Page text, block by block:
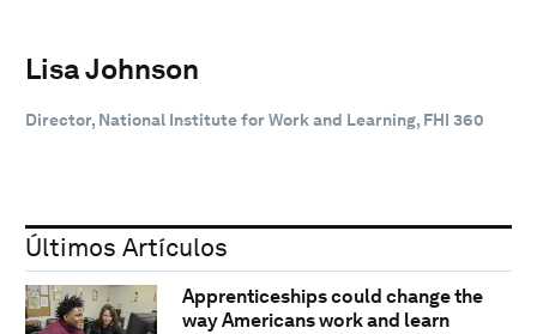
Lisa Johnson
Director, National Institute for Work and Learning, FHI 360
Últimos Artículos
Apprenticeships could change the
way Americans work and learn